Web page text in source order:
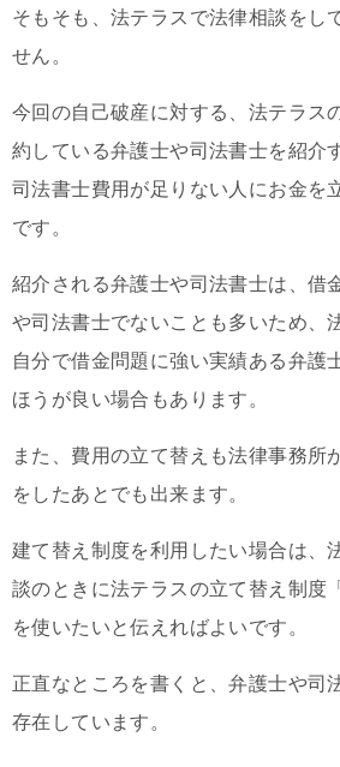
そもそも、法テラスで法律相談をし
せん。
今回の自己破産に対する、法テラス
約している弁護士や司法書士を紹介
司法書士費用が足りない人にお金を
です。
紹介される弁護士や司法書士は、借
や司法書士でないことも多いため、
自分で借金問題に強い実績ある弁護
ほうが良い場合もあります。
また、費用の立て替えも法律事務所
をしたあとでも出来ます。
建て替え制度を利用したい場合は、
談のときに法テラスの立て替え制度
を使いたいと伝えればよいです。
正直なところを書くと、弁護士や司
存在しています。